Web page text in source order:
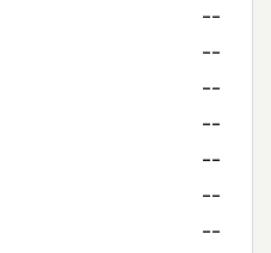
--
--
--
--
--
--
--